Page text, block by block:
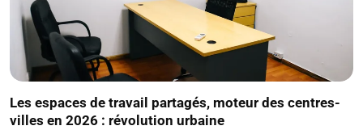
Les espaces de travail partagés, moteur des centres-
villes en 2026 : révolution urbaine